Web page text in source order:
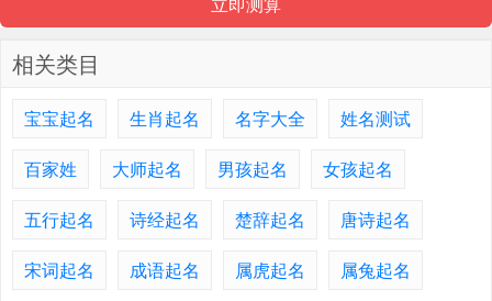
相关类目
宝宝起名 生肖起名 名字大全
姓名测试
百家姓
大师起名 男孩起名
女孩起名
五行起名
诗经起名 楚辞起名
唐诗起名
宋词起名
成语起名 属虎起名 属兔起名